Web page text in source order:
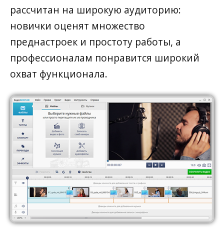
рассчитан на широкую аудиторию:
новички оценят множество
преднастроек и простоту работы, а
профессионалам понравится широкий
охват функционала.